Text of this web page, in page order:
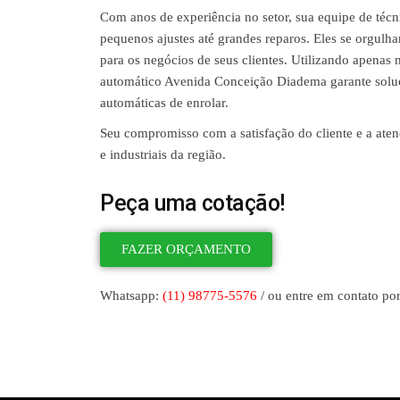
Com anos de experiência no setor, sua equipe de
pequenos ajustes até grandes reparos. Eles se
para os negócios de seus clientes. Utilizando
automático Avenida Conceição Diadema garante
automáticas de enrolar.
Seu compromisso com a satisfação do cliente e a
e industriais da região.
Peça uma cotação!
FAZER ORÇAMENTO
Whatsapp: (11) 98775-5576 / ou entre em contato